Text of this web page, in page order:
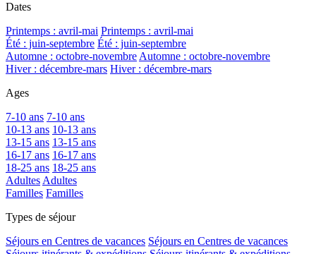
Dates
Printemps : avril-mai Printemps : avril-mai
Été : juin-septembre Été : juin-septembre
Automne : octobre-novembreAutomne : octobre-novembre
Hiver : décembre-mars Hiver : décembre-mars
Ages
7-10 ans 7-10 ans
10-13 ans 10-13 ans
13-15 ans 13-15 ans
16-17 ans 16-17 ans
18-25 ans 18-25 ans
AdultesAdultes
Familles Familles
Types de séjour
Séjours en Centres de vacances Séjours en Centres de vacances